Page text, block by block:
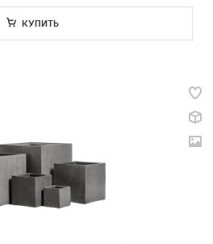
КУПИТЬ